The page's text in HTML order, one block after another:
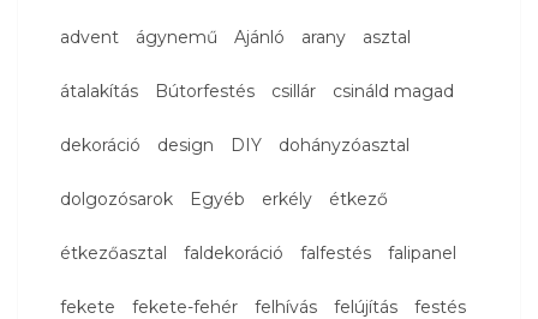
advent ágynemű Ajánló arany asztal
átalakítás Bútorfestés csillár csináld magad
dekoráció design DIY dohányzóasztal
dolgozósarok Egyéb erkély étkező
étkezőasztal faldekoráció falfestés falipanel
fekete fekete-fehér felhívás felújítás festés